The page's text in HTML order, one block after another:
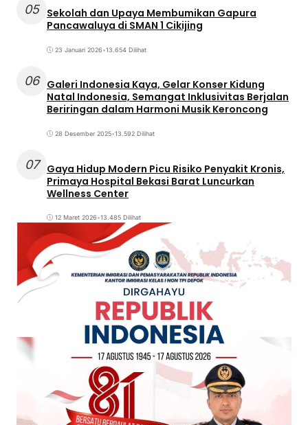
05 Sekolah dan Upaya Membumikan Gapura
Pancawaluya di SMAN 1 Cikijing
23 Januari 2026•13.654 Dilihat
06 Galeri Indonesia Kaya, Gelar Konser Kidung
Natal Indonesia, Semangat Inklusivitas Berjalan
Beriringan dalam Harmoni Musik Keroncong
28 Desember 2025•13.592 Dilihat
07
Gaya Hidup Modern Picu Risiko Penyakit Kronis,
Primaya Hospital Bekasi Barat Luncurkan
Wellness Center
12 Maret 2026•13.485 Dilihat